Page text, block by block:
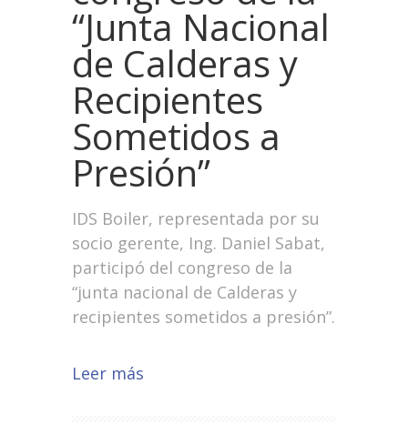
“Junta Nacional
de Calderas y
Recipientes
Sometidos a
Presión”
IDS Boiler, representada por su
socio gerente, Ing. Daniel Sabat,
participó del congreso de la
“junta nacional de Calderas y
recipientes sometidos a presión”.
Leer más